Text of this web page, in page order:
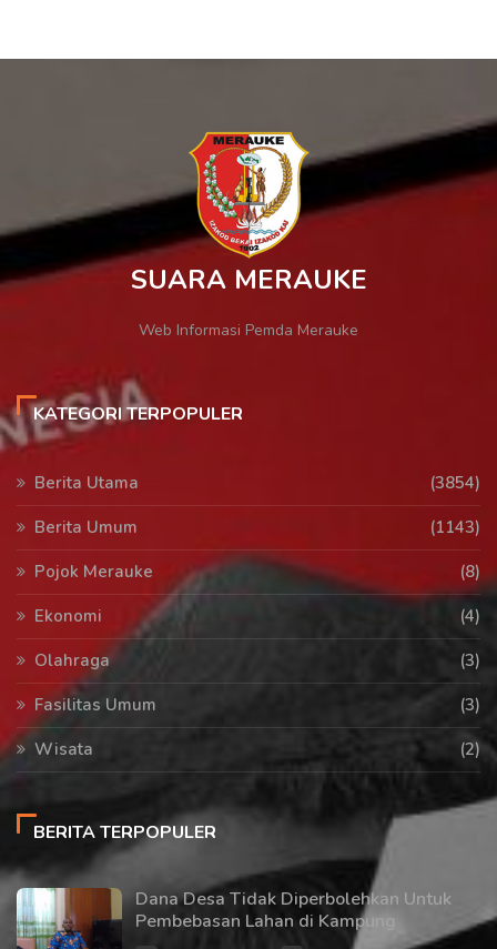
SUARA MERAUKE
Web Informasi Pemda Merauke
KATEGORI TERPOPULER
Berita Utama
(3854)
Berita Umum
(1143)
Pojok Merauke
(8)
Ekonomi
(4)
Olahraga
(3)
Fasilitas Umum
(3)
Wisata
(2)
BERITA TERPOPULER
Dana Desa Tidak Diperbolehkan Untuk
Pembebasan Lahan di Kampung